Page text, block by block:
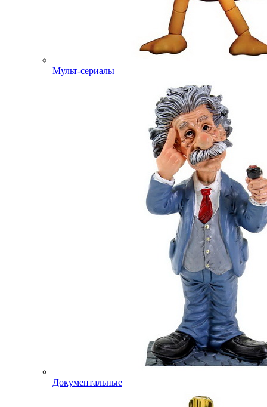
Мульт-сериалы
Документальные